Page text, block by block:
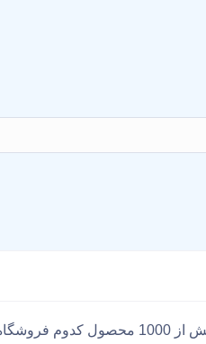
محصولات تجهیزات دندانپزشکی با بهترین قیمت جستجو